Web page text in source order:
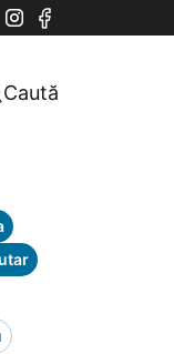
Caută